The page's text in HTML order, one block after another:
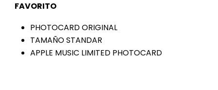
FAVORITO
PHOTOCARD ORIGINAL
TAMAÑO STANDAR
APPLE MUSIC LIMITED PHOTOCARD